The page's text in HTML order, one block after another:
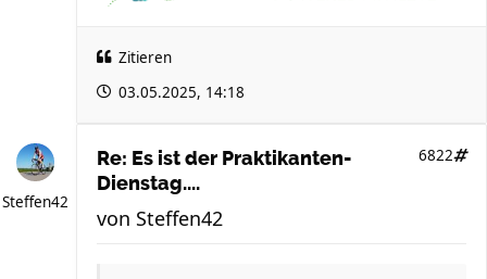
Zitieren
03.05.2025, 14:18
Steffen42
Re: Es ist der Praktikanten-
Dienstag....
6822
von Steffen42